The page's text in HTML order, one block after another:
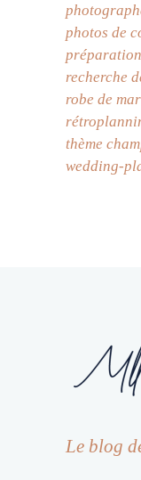
photos de
recherche
robe de
thème
wedding-
Le blog